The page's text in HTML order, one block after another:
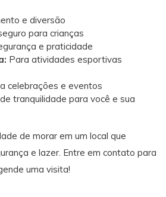
e diversão
para crianças
e praticidade
Para atividades esportivas
celebrações e eventos
tranquilidade para você e sua
de morar em um local que
e lazer. Entre em contato para
uma visita!